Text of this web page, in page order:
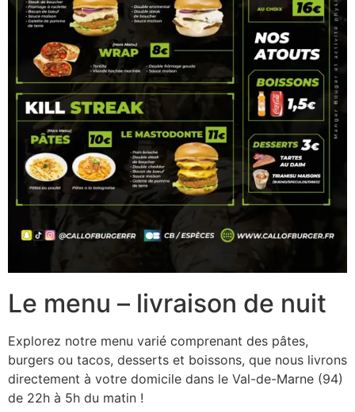
Le menu – livraison de nuit
Explorez notre menu varié comprenant des pâtes,
burgers ou tacos, desserts et boissons, que nous livrons
directement à votre domicile dans le Val-de-Marne (94)
de 22h à 5h du matin !